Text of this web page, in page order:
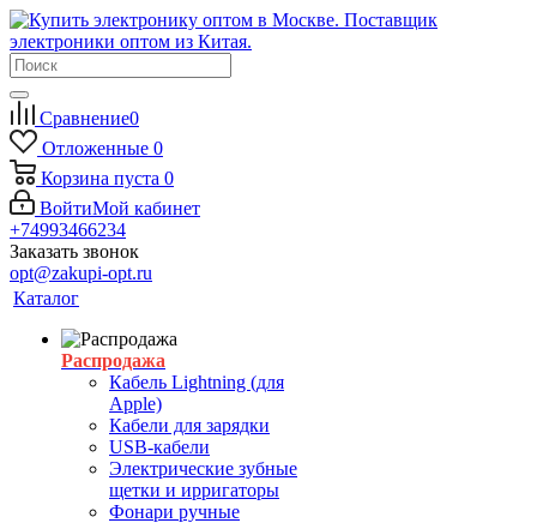
Сравнение0
Отложенные 0
Корзина пуста 0
ВойтиМой кабинет
+74993466234
Заказать звонок
opt@zakupi-opt.ru
Каталог
Распродажа
Кабель Lightning (для
Apple)
Кабели для зарядки
USB-кабели
Электрические зубные
щетки и ирригаторы
Фонари ручные